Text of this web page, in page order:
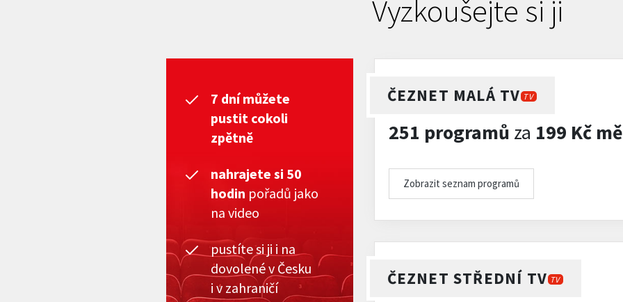
Vyzkoušejte si ji
7 dní můžete
pustit cokoli
zpětně
nahrajete si 50
hodin pořadů jako
na video
pustíte si ji i na
dovolené v Česku
i v zahraničí
ČEZNET MALÁ TV TV
251 programů za 199 Kč
Zobrazit seznam programů
ČEZNET STŘEDNÍ TV TV